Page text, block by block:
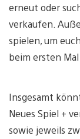
erneut oder
verkaufen.
spielen, um
beim ersten
Insgesamt
Neues Spiel +
sowie jeweils